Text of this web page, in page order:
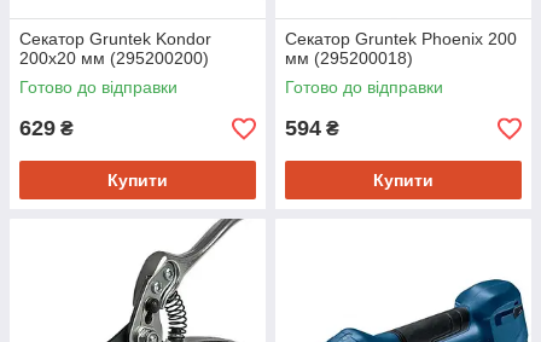
Секатор Gruntek Kondor
200х20 мм (295200200)
Готово до відправки
629 ₴
Купити
Секатор Gruntek Phoenix 200
мм (295200018)
Готово до відправки
594 ₴
Купити